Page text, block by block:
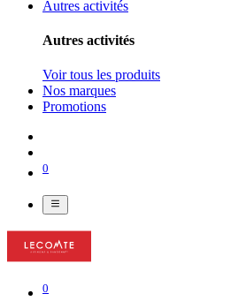
Autres activités
Autres activités
Voir tous les produits
Nos marques
Promotions
0
0